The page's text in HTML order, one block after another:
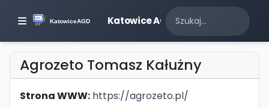
Katowice AGD
Agrozeto Tomasz Kałużny
Strona WWW: https://agrozeto.pl/